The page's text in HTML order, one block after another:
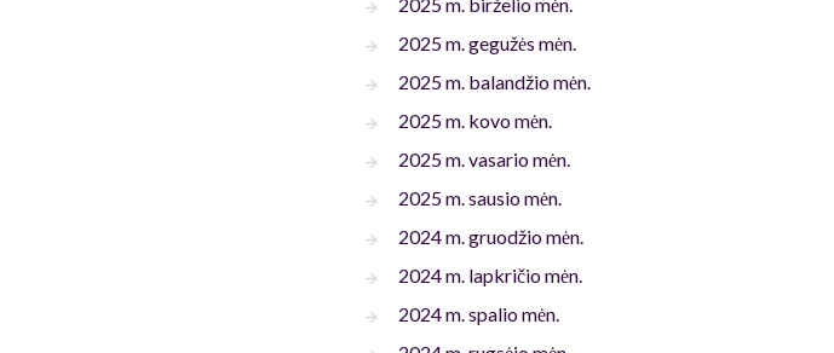
2025 m. gegužės mėn.
2025 m. balandžio mėn.
2025 m. kovo mėn.
2025 m. vasario mėn.
2025 m. sausio mėn.
2024 m. gruodžio mėn.
2024 m. lapkričio mėn.
2024 m. spalio mėn.